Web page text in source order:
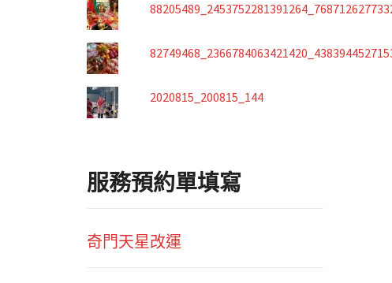
2020815_200815_144
服務預約單填寫
奇門天星改運